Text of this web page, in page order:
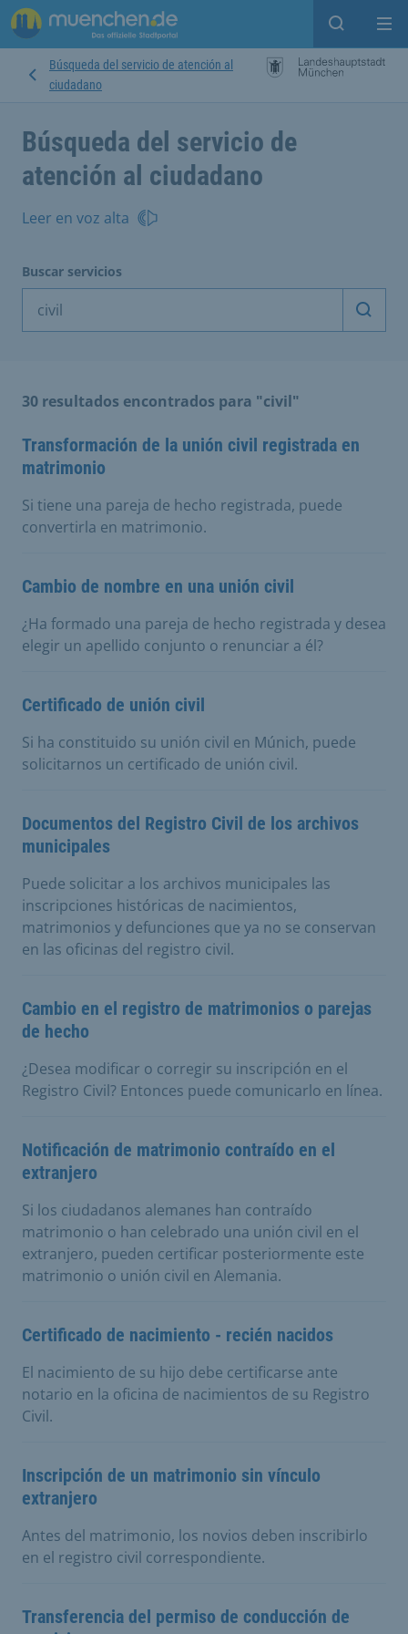
Open
Búsqueda del servicio de atención al
ciudadano
Búsqueda del servicio de
atención al ciudadano
Leer en voz alta
Buscar servicios
30 resultados encontrados para "civil"
Transformación de la unión civil registrada en
matrimonio
Si tiene una pareja de hecho registrada, puede
convertirla en matrimonio.
Cambio de nombre en una unión civil
¿Ha formado una pareja de hecho registrada y desea
elegir un apellido conjunto o renunciar a él?
Certificado de unión civil
Si ha constituido su unión civil en Múnich, puede
solicitarnos un certificado de unión civil.
Documentos del Registro Civil de los archivos
municipales
Puede solicitar a los archivos municipales las
inscripciones históricas de nacimientos,
matrimonios y defunciones que ya no se conservan
en las oficinas del registro civil.
Cambio en el registro de matrimonios o parejas
de hecho
¿Desea modificar o corregir su inscripción en el
Registro Civil? Entonces puede comunicarlo en línea.
Notificación de matrimonio contraído en el
extranjero
Si los ciudadanos alemanes han contraído
matrimonio o han celebrado una unión civil en el
extranjero, pueden certificar posteriormente este
matrimonio o unión civil en Alemania.
Certificado de nacimiento - recién nacidos
El nacimiento de su hijo debe certificarse ante
notario en la oficina de nacimientos de su Registro
Civil.
Inscripción de un matrimonio sin vínculo
extranjero
Antes del matrimonio, los novios deben inscribirlo
en el registro civil correspondiente.
Transferencia del permiso de conducción de